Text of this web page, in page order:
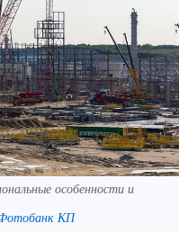
особенности и
КП